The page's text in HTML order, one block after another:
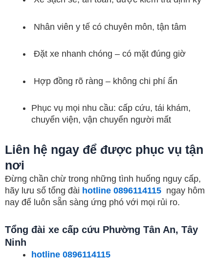
Nhân viên y tế có chuyên môn, tận tâm
Đặt xe nhanh chóng – có mặt đúng giờ
Hợp đồng rõ ràng – không chi phí ẩn
Phục vụ mọi nhu cầu: cấp cứu, tái khám,
chuyển viện, vận chuyển người mất
Liên hệ ngay để được phục vụ tận
nơi
Đừng chần chừ trong những tình huống nguy cấp,
hãy lưu số tổng đài hotline 0896114115 ngay hôm
nay để luôn sẵn sàng ứng phó với mọi rủi ro.
Tổng đài xe cấp cứu Phường Tân An, Tây
Ninh
hotline 0896114115